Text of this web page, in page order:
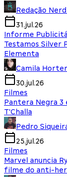
Redação
31.jul.26
Informe
Testamos Silver
Elementa
Camila
30.jul.26
Filmes
Pantera Negra 3
T'Challa
Pedro
25.jul.26
Filmes
Marvel anuncia
filme do anti-